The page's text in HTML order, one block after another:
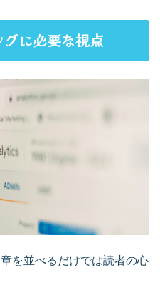
に必要な視点
を並べるだけでは読者の心